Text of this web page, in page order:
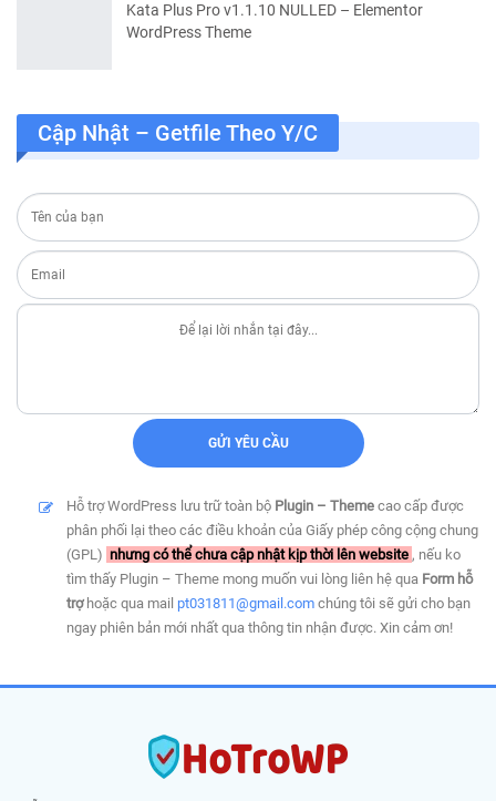
Kata Plus Pro v1.1.10 NULLED – Elementor
WordPress Theme
Cập Nhật – Getfile Theo Y/c
Hỗ trợ WordPress lưu trữ toàn bộ Plugin – Theme cao cấp được
phân phối lại theo các điều khoản của Giấy phép công cộng chung
(GPL) nhưng có thể chưa cập nhật kịp thời lên website , nếu ko
tìm thấy Plugin – Theme mong muốn vui lòng liên hệ qua Form hỗ
trợhoặc qua mail pt031811@gmail.com chúng tôi sẽ gửi cho bạn
ngay phiên bản mới nhất qua thông tin nhận được. Xin cảm ơn!